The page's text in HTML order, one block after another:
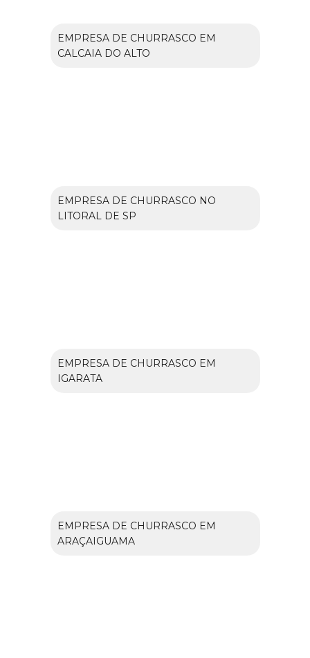
EMPRESA DE CHURRASCO EM
CALCAIA DO ALTO
EMPRESA DE CHURRASCO NO
LITORAL DE SP
EMPRESA DE CHURRASCO EM
IGARATA
EMPRESA DE CHURRASCO EM
ARAÇAIGUAMA